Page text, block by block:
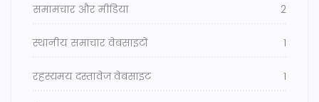
समामचार और मीडिया 2
स्थानीय समाचार वेबसाइटों 1
रहस्यमय दस्तावेज वेबसाइट 1